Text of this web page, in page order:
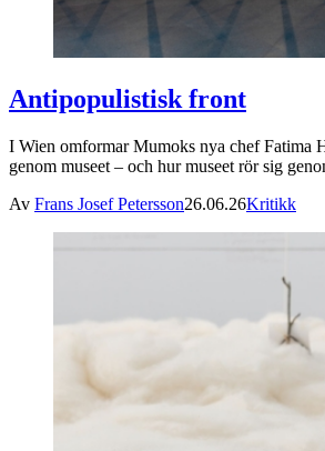
Antipopulistisk front
I Wien omformar Mumoks nya chef Fatima
genom museet – och hur museet rör sig
Av Frans Josef Petersson26.06.26Kritikk